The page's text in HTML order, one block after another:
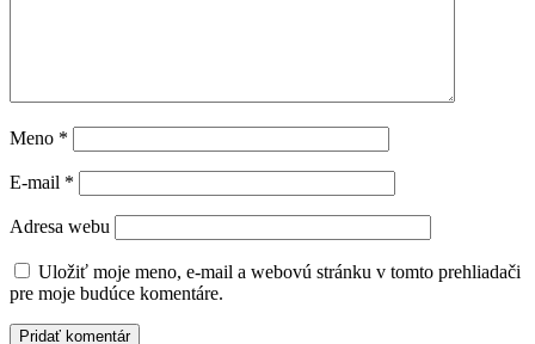
Meno *
E-mail *
Adresa webu
Uložiť moje meno, e-mail a webovú stránku v tomto prehliadači
pre moje budúce komentáre.